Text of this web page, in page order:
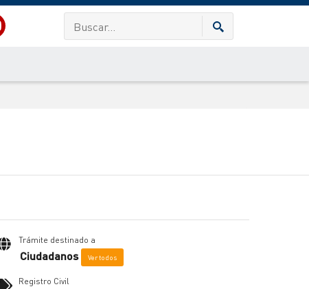
Trámite destinado a
Ciudadanos Ver todos
Registro Civil